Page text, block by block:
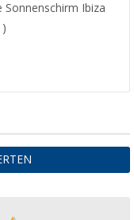
Sonnenschirm Ibiza